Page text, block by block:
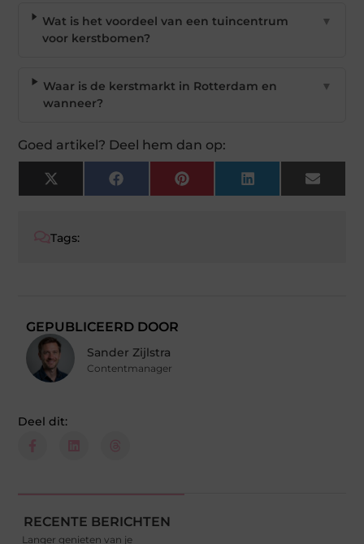
Wat is het voordeel van een tuincentrum
voor kerstbomen?
▼
Waar is de kerstmarkt in Rotterdam en
wanneer?
▼
Goed artikel? Deel hem dan op:
X
(Twitter)
Facebook Pinterest LinkedIn Email
Tags:
GEPUBLICEERD DOOR
Sander Zijlstra
Contentmanager
Deel dit:
RECENTE BERICHTEN
Langer genieten van je